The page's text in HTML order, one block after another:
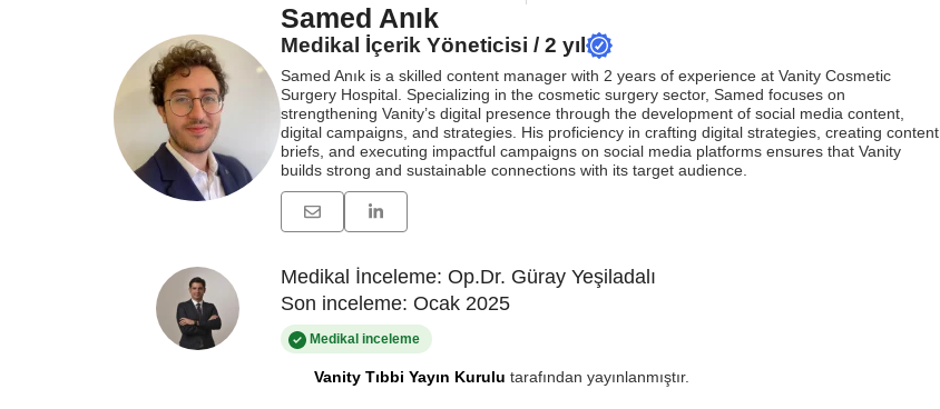
Samed Anık
Medikal İçerik Yöneticisi / 2 yıl
Samed Anık is a skilled content manager with 2 years of experience at Vanity Cosmetic
Surgery Hospital. Specializing in the cosmetic surgery sector, Samed focuses on
strengthening Vanity’s digital presence through the development of social media content,
digital campaigns, and strategies. His proficiency in crafting digital strategies, creating content
briefs, and executing impactful campaigns on social media platforms ensures that Vanity
builds strong and sustainable connections with its target audience.
Medikal İnceleme: Op.Dr. Güray Yeşiladalı
Son inceleme: Ocak 2025
Medikal inceleme
Vanity Tıbbi Yayın Kurulu tarafından yayınlanmıştır.